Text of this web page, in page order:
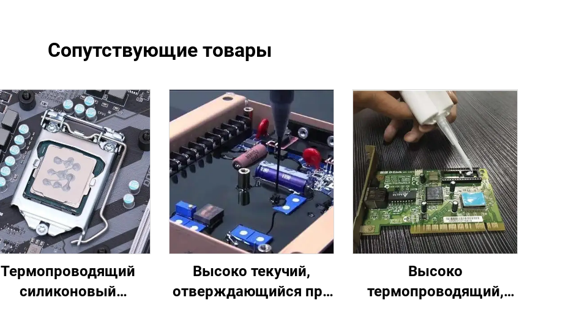
Сопутствующие товары
Термопроводящий
силиконовый
Высоко текучий,
отверждающийся при
Высоко
термопроводящий,